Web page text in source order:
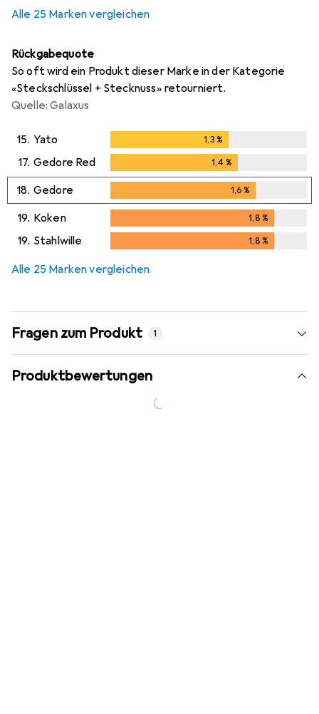
Alle 25 Marken vergleichen
Rückgabequote
So oft wird ein Produkt dieser Marke in der Kategorie
«Steckschlüssel + Stecknuss» retourniert.
Quelle: Galaxus
15. Yato 1,3%
17. Gedore Red 1,4 %
18. Gedore 1,6%
19. Koken 1,8%
19. Stahlwille 1,8%
Alle 25 Marken vergleichen
Fragen zum Produkt 1
Produktbewertungen